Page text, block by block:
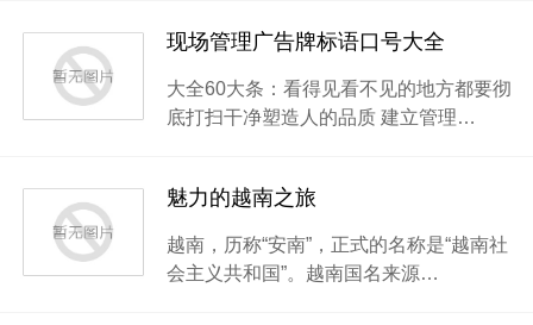
现场管理广告牌标语口号大全
大全60大条：看得见看不见的地方都要彻
底打扫干净塑造人的品质 建立管理…
魅力的越南之旅
越南，历称“安南”，正式的名称是“越南社
会主义共和国”。越南国名来源…